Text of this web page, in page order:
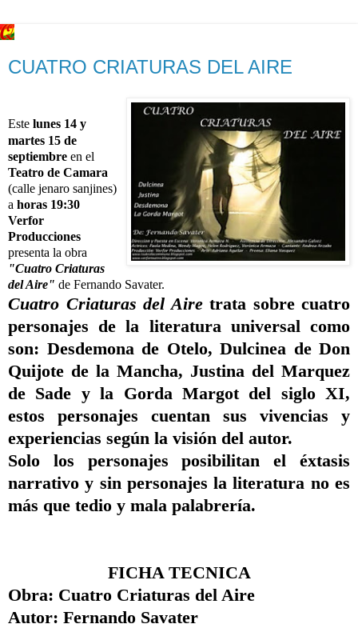
CUATRO CRIATURAS DEL AIRE
Este lunes 14 y
martes 15 de
septiembre en el
Teatro de Camara
(calle jenaro sanjines)
a horas 19:30
Verfor
Producciones
presenta la obra
"Cuatro Criaturas
del Aire" de Fernando Savater.
Cuatro Criaturas del Airetrata sobre cuatro
personajes de la literatura universal como
son: Desdemona de Otelo, Dulcinea de Don
Quijote de la Mancha, Justina del Marquez
de Sade y la Gorda Margot del siglo XI,
estos personajes cuentan sus vivencias y
experiencias según la visión del autor.
Solo los personajes posibilitan el éxtasis
narrativo y sin personajes la literatura no es
más que tedio y mala palabrería.
FICHA TECNICA
Obra: Cuatro Criaturas del Aire
Autor: Fernando Savater